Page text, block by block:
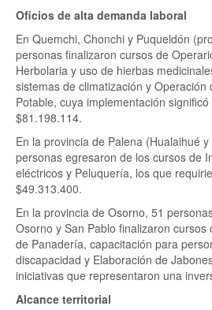
Oficios de alta demanda laboral
En Quemchi, Chonchi y Puqueldón
personas finalizaron cursos de
Herbolaria y uso de hierbas
sistemas de climatización y Operación
Potable, cuya implementación
$81.198.114.
En la provincia de Palena (Hualaihué
personas egresaron de los cursos de
eléctricos y Peluquería, los que
$49.313.400.
En la provincia de Osorno, 51
Osorno y San Pablo finalizaron cursos
de Panadería, capacitación para
discapacidad y Elaboración de
iniciativas que representaron una
Alcance territorial